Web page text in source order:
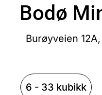
Bodø
Burøyveien
6 - 33 kubikk